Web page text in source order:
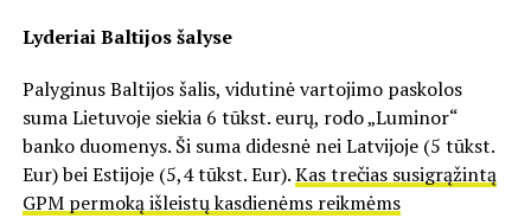
Lyderiai Baltijos šalyse
Palyginus Baltijos šalis, vidutinė vartojimo paskolos
suma Lietuvoje siekia 6 tūkst. eurų, rodo „Luminor“
banko duomenys. Ši suma didesnė nei Latvijoje (5 tūkst.
Eur) bei Estijoje (5,4 tūkst. Eur).Kas trečias susigrąžintą
GPM permoką išleistų kasdienėms reikmėms